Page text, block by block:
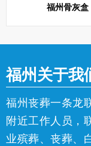
福州骨灰盒
福州关于我
福州丧葬一条龙
附近工作人员，
业殡葬、丧葬、